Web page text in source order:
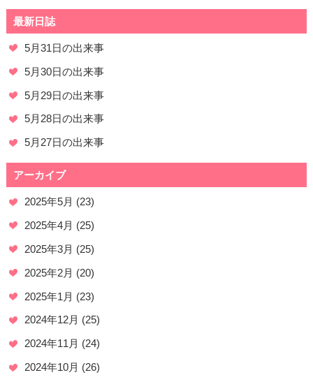
最新日誌
5月31日の出来事
5月30日の出来事
5月29日の出来事
5月28日の出来事
5月27日の出来事
アーカイブ
2025年5月 (23)
2025年4月 (25)
2025年3月 (25)
2025年2月 (20)
2025年1月 (23)
2024年12月 (25)
2024年11月 (24)
2024年10月 (26)